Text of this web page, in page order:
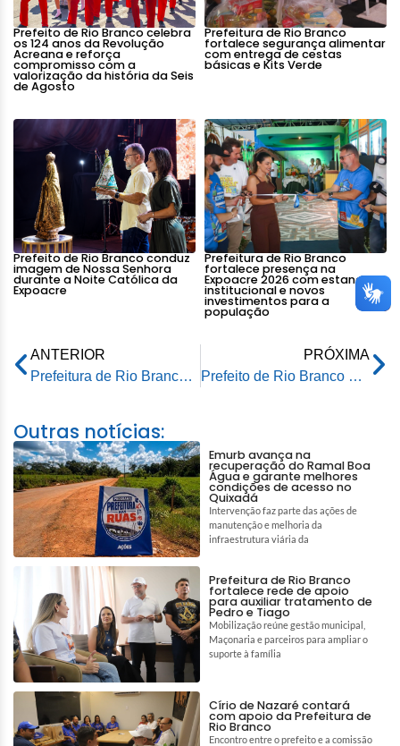
Prefeito de Rio Branco celebra
os 124 anos da Revolução
Acreana e reforça
compromisso com a
valorização da história da Seis
de Agosto
Prefeitura de Rio Branco
fortalece segurança alimentar
com entrega de cestas
básicas e Kits Verde
Prefeito de Rio Branco conduz
imagem de Nossa Senhora
durante a Noite Católica da
Expoacre
Prefeitura de Rio Branco
fortalece presença na
Expoacre 2026 com estande
institucional e novos
investimentos para a
população
ANTERIOR
Prefeitura de Rio Branco recebe a visita da imagem peregrina de Nossa Senhora de Nazaré
PRÓXIMA
Prefeito de Rio Branco é homenageado no Jubileu de Diamante da Administração Pública
Outras notícias:
Emurb avança na
recuperação do Ramal Boa
Água e garante melhores
condições de acesso no
Quixadá
Intervenção faz parte das ações de
manutenção e melhoria da
infraestrutura viária da
Prefeitura de Rio Branco
fortalece rede de apoio
para auxiliar tratamento de
Pedro e Tiago
Mobilização reúne gestão municipal,
Maçonaria e parceiros para ampliar o
suporte à família
Círio de Nazaré contará
com apoio da Prefeitura de
Rio Branco
Encontro entre o prefeito e a comissão